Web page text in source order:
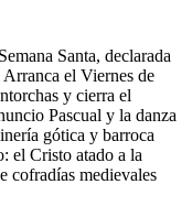
Santa, declarada
el Viernes de
y cierra el
Pascual y la danza
gótica y barroca
el Cristo atado a la
cofradías medievales